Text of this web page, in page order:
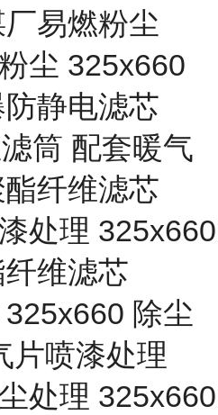
易燃粉尘
尘 325x660
静电滤芯
筒 配套暖气
纤维滤芯
处理 325x660
维滤芯
除尘
喷漆处理
处理 325x660